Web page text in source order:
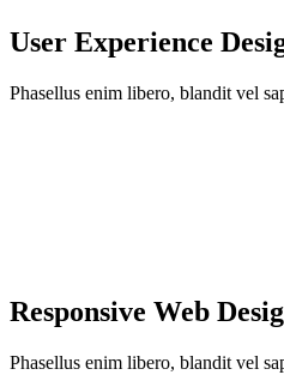
User Experience
Phasellus enim libero, blandit vel
Responsive Web
Phasellus enim libero, blandit vel